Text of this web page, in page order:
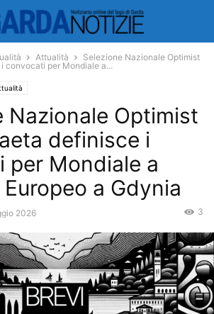
Attualità
Selezione Nazionale Optimist
convocati per Mondiale a...
Nazionale Optimist
definisce i
per Mondiale a
a Gdynia
2026 3